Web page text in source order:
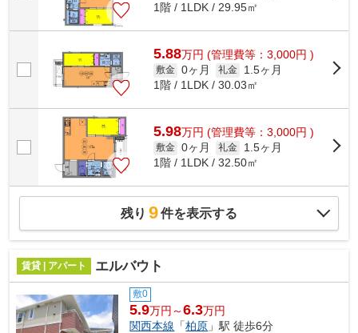
1階 / 1LDK / 29.95㎡
5.88万円 (管理費等：3,000円 )
敷金 0ヶ月 礼金
1.5ヶ月
1階 / 1LDK / 30.03㎡
5.98万円 (管理費等：3,000円 )
敷金 0ヶ月 礼金
1.5ヶ月
1階 / 1LDK / 32.50㎡
残り 9件を表示する
賃貸 | アパート エルバウト
敷0
5.9万円～6.3万円
関西本線 「柏原 」駅 徒歩6分